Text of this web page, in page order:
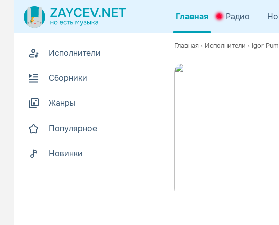
Главная Радио
Исполнители
Сборники
Жанры
Популярное
Новинки
Главная › Исполнители › Igor